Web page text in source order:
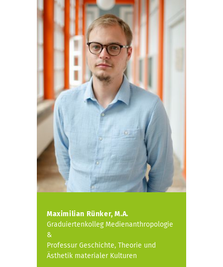
Maximilian Rünker, M.A.
Graduiertenkolleg Medienanthropologie
&
Professur Geschichte, Theorie und
Ästhetik materialer Kulturen